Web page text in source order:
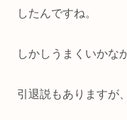
したんですね。
しかしうまくいかな
引退説もありますが